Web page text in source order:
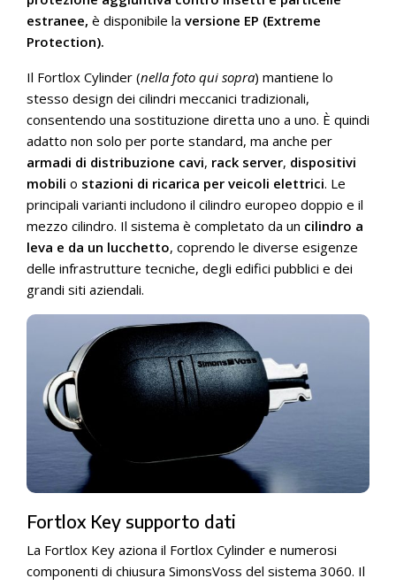
estranee, è disponibile la versione EP (Extreme
Protection).
Il Fortlox Cylinder (nella foto qui sopra) mantiene lo
stesso design dei cilindri meccanici tradizionali,
consentendo una sostituzione diretta uno a uno. È quindi
adatto non solo per porte standard, ma anche per
armadi di distribuzione cavi, rack server, dispositivi
mobili o stazioni di ricarica per veicoli elettrici. Le
principali varianti includono il cilindro europeo doppio e il
mezzo cilindro. Il sistema è completato da un cilindro a
leva e da un lucchetto, coprendo le diverse esigenze
delle infrastrutture tecniche, degli edifici pubblici e dei
grandi siti aziendali.
Fortlox Key supporto dati
La Fortlox Key aziona il Fortlox Cylinder e numerosi
componenti di chiusura SimonsVoss del sistema 3060. Il